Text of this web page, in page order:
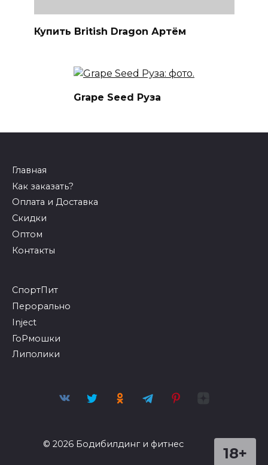
Купить British Dragon Артём
Grape Seed Руза
Главная
Как заказать?
Оплата и Доставка
Скидки
Оптом
Контакты
СпортПит
Перорально
Inject
ГоРмошки
Липолики
18+
© 2026 Бодибилдинг и фитнес